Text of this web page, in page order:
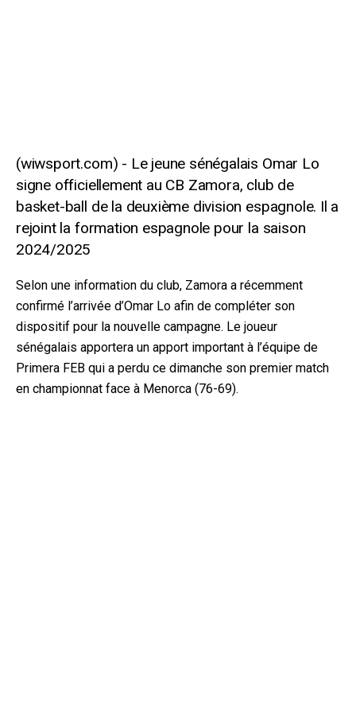
Le jeune sénégalais Omar Lo
signe officiellement au CB Zamora, club de
basket-ball de la deuxième division espagnole. Il a
rejoint la formation espagnole pour la saison
2024/2025
Selon une information du club, Zamora a récemment
confirmé l’arrivée d’Omar Lo afin de compléter son
dispositif pour la nouvelle campagne. Le joueur
sénégalais apportera un apport important à l’équipe de
Primera FEB qui a perdu ce dimanche son premier match
en championnat face à Menorca (76-69).